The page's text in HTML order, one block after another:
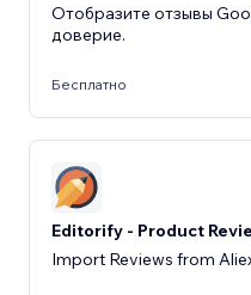
Отобразите отзывы
доверие.
Бесплатно
Editorify ‑ Product
Import Reviews from